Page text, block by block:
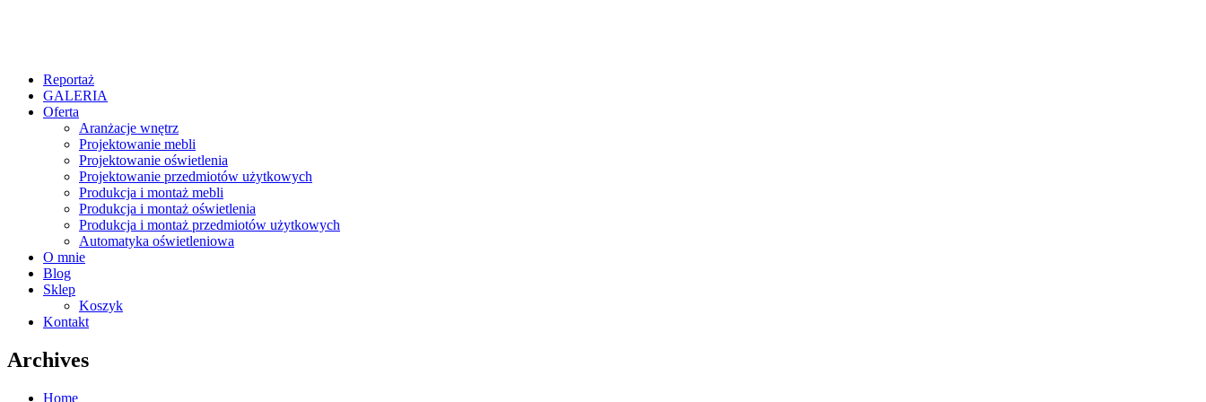
Reportaż
GALERIA
Oferta
Aranżacje wnętrz
Projektowanie mebli
Projektowanie oświetlenia
Projektowanie przedmiotów użytkowych
Produkcja i montaż mebli
Produkcja i montaż oświetlenia
Produkcja i montaż przedmiotów użytkowych
Automatyka oświetleniowa
O mnie
Blog
Sklep
Koszyk
Kontakt
Archives
Home